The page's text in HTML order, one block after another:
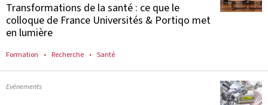
Transformations de la santé : ce que le
colloque de France Universités & Portiqo met
en lumière
Formation Recherche Santé
Evénements